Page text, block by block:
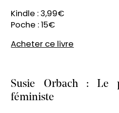
Kindle : 3,99€
Poche : 15€
Acheter ce livre
Susie Orbach : Le
féministe